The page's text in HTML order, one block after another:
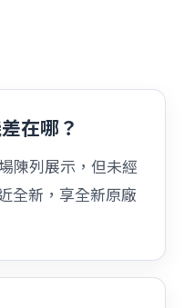
在哪？
陳列展示，但未經
全新，享全新原廠